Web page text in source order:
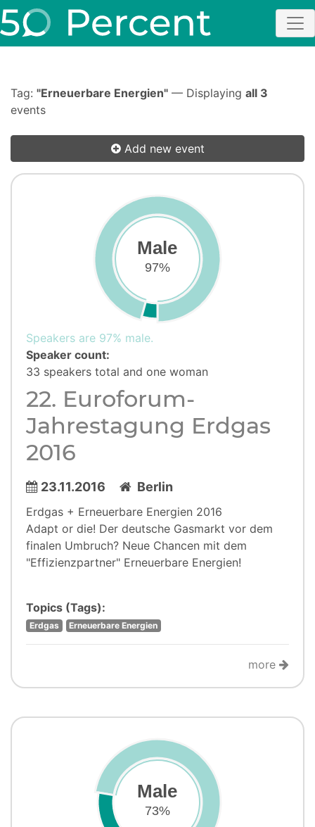
Tag: "Erneuerbare Energien" — Displaying all 3
events
Add new event
Male
97%
Speakers are 97% male.
Speaker count:
33 speakers total and one woman
22. Euroforum-
Jahrestagung Erdgas
2016
23.11.2016 Berlin
Erdgas + Erneuerbare Energien 2016
Adapt or die! Der deutsche Gasmarkt vor dem
finalen Umbruch? Neue Chancen mit dem
"Effizienzpartner" Erneuerbare Energien!
Topics (Tags):
Erdgas Erneuerbare Energien
more
Male
73%